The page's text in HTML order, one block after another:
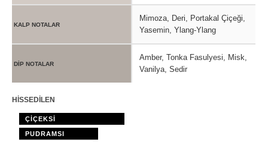
KALP NOTALAR
Mimoza, Deri, Portakal Çiçeği,
Yasemin, Ylang-Ylang
DİP NOTALAR
Amber, Tonka Fasulyesi, Misk,
Vanilya, Sedir
HİSSEDİLEN
ÇİÇEKSİ
PUDRAMSI